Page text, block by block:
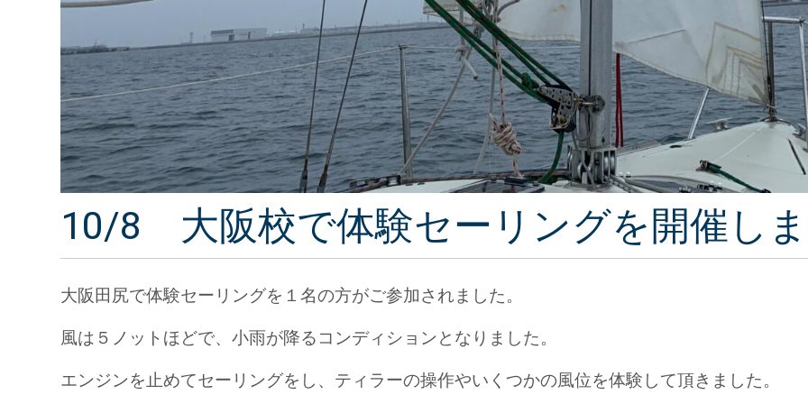
10/8 大阪校で体験セーリングを開催し
大阪田尻で体験セーリングを１名の方がご参加されました。
風は５ノットほどで、小雨が降るコンディションとなりました。
エンジンを止めてセーリングをし、ティラーの操作やいくつかの風位を体験して頂きました。